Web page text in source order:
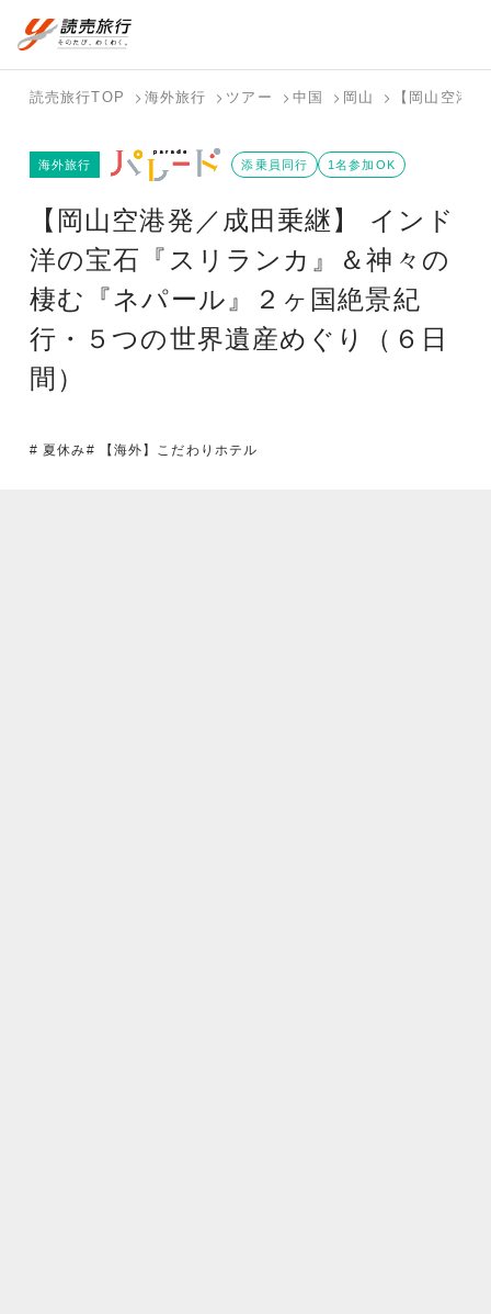
国内旅行トップ
バスツアー
を探す
個人旅行
（ブーケ）を探す
ら探す
テーマから
探す
写真から探
海外旅行トップ
海外特集か
ら探す
テーマから
探す
す
読売旅行TOP 海外旅行 ツアー 中国 岡山 【岡山空港
【岡山空港発／成田乗継】 インド
洋の宝石『スリランカ』＆神々の
棲む『ネパール』２ヶ国絶景紀
行・５つの世界遺産めぐり（６日
間）
海外旅行 添乗員同行 1名参加OK
# 夏休み# 【海外】こだわりホテル